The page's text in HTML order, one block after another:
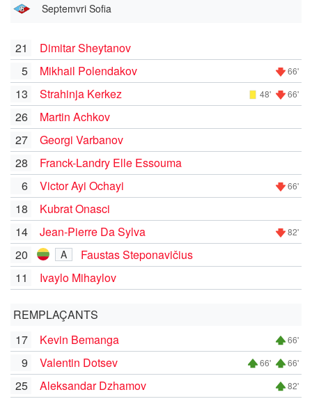
Septemvri Sofia
21
Dimitar Sheytanov
5
Mikhail Polendakov 66'
13 Strahinja Kerkez 48' 66'
26
Martin Achkov
27
Georgi Varbanov
28
Franck-Landry Elle Essouma
6
Victor Ayi Ochayi 66'
18
Kubrat Onasci
14
Jean-Pierre Da Sylva 82'
20 A
Faustas Steponavičius
11
Ivaylo Mihaylov
REMPLAÇANTS
17
Kevin Bemanga 66'
9 Valentin Dotsev 66' 66'
25 Aleksandar Dzhamov 82'